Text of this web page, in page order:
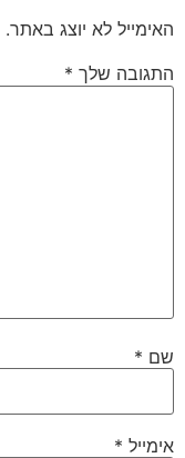
האימייל לא יוצג באתר.
התגובה שלך *
שם *
אימייל *